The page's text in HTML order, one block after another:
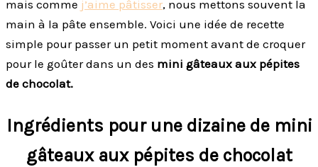
mais comme j’aime pâtisser, nous mettons souvent la
main à la pâte ensemble. Voici une idée de recette
simple pour passer un petit moment avant de croquer
pour le goûter dans un des mini gâteaux aux pépites
de chocolat.
Ingrédients pour une dizaine de mini
gâteaux aux pépites de chocolat